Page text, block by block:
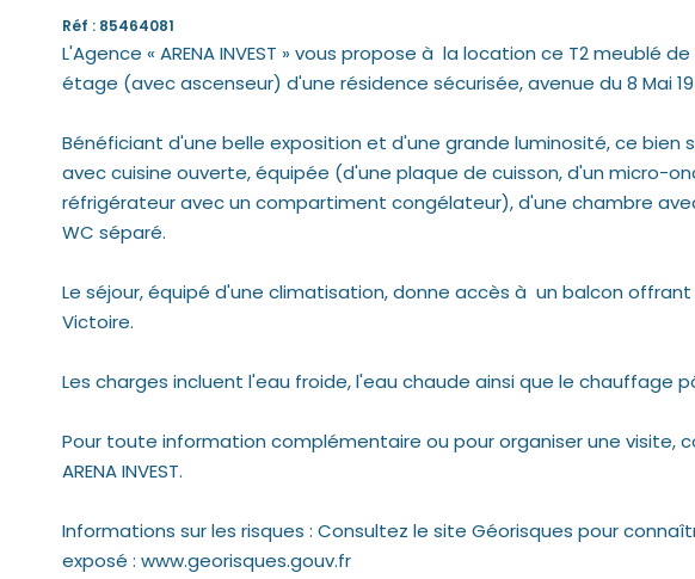
Réf : 85464081
L'Agence « ARENA INVEST » vous propose à la location ce T2 meublé
étage (avec ascenseur) d'une résidence sécurisée, avenue du 8 Mai
Bénéficiant d'une belle exposition et d'une grande luminosité, ce bien
avec cuisine ouverte, équipée (d'une plaque de cuisson, d'un micro-
réfrigérateur avec un compartiment congélateur), d'une chambre
WC séparé.
Le séjour, équipé d'une climatisation, donne accès à un balcon
Victoire.
Les charges incluent l'eau froide, l'eau chaude ainsi que le chauffage
Pour toute information complémentaire ou pour organiser une visite,
ARENA INVEST.
Informations sur les risques : Consultez le site Géorisques pour
exposé : www.georisques.gouv.fr